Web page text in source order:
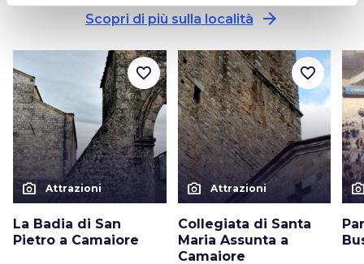
Scopri di più sulla località arrow_forward
photo_camera Attrazioni
La Badia di San
Pietro a Camaiore
favorite_border
photo_camera Attrazioni
Collegiata di Santa
Maria Assunta a
Camaiore
favorite_border